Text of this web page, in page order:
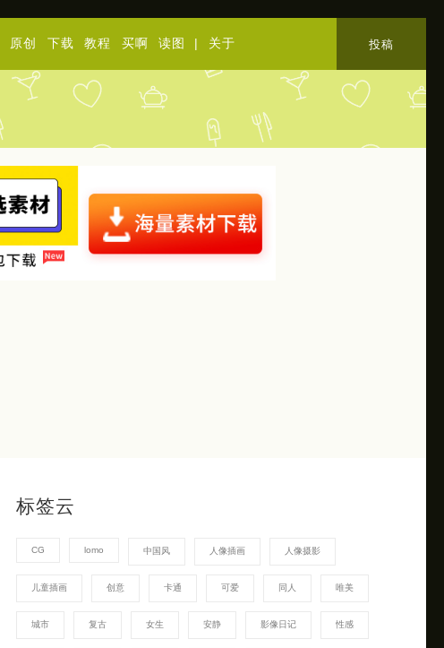
原创 下载 教程 买啊 读图 | 关于 投稿
标签云
CG lomo 中国风 人像插画 人像摄影
儿童插画 创意 卡通 可爱 同人 唯美
城市 复古 女生 安静 影像日记 性感